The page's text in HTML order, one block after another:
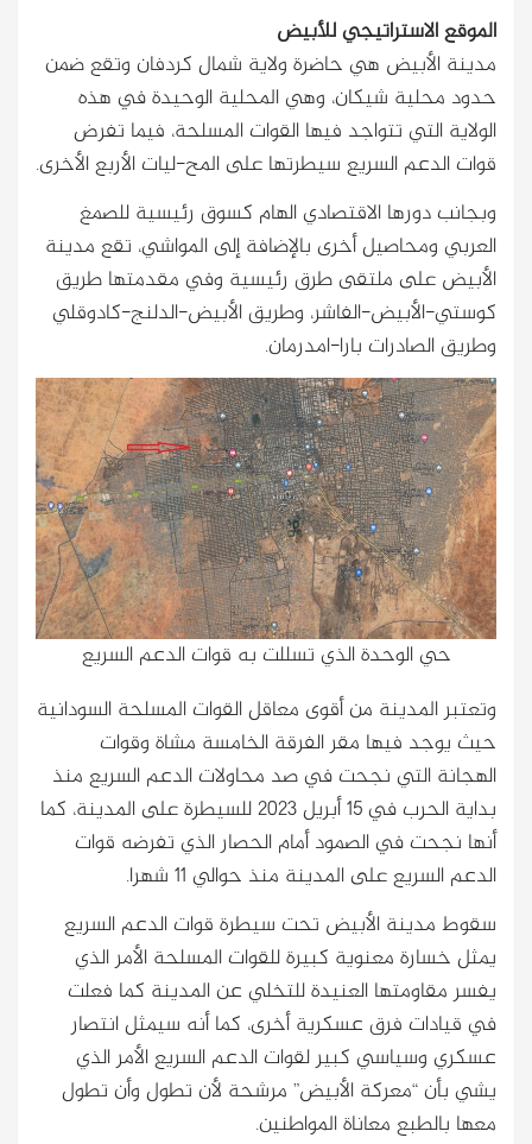
الموقع الاستراتيجي للأبيض
مدينة الأبيض هي حاضرة ولاية شمال كردفان وتقع ضمن
حدود محلية شيكان، وهي المحلية الوحيدة في هذه
الولاية التي تتواجد فيها القوات المسلحة، فيما تفرض
قوات الدعم السريع سيطرتها على المح-ليات الأربع الأخرى.
وبجانب دورها الاقتصادي الهام كسوق رئيسية للصمغ
العربي ومحاصيل أخرى بالإضافة إلى المواشي، تقع مدينة
الأبيض على ملتقى طرق رئيسية وفي مقدمتها طريق
كوستي-الأبيض-الفاشر، وطريق الأبيض-الدلنج-كادوقلي
وطريق الصادرات بارا-امدرمان.
حي الوحدة الذي تسللت به قوات الدعم السريع
وتعتبر المدينة من أقوى معاقل القوات المسلحة السودانية
حيث يوجد فيها مقر الفرقة الخامسة مشاة وقوات
الهجانة التي نجحت في صد محاولات الدعم السريع منذ
بداية الحرب في 15 أبريل 2023 للسيطرة على المدينة، كما
أنها نجحت في الصمود أمام الحصار الذي تفرضه قوات
الدعم السريع على المدينة منذ حوالي 11 شهرا.
سقوط مدينة الأبيض تحت سيطرة قوات الدعم السريع
يمثل خسارة معنوية كبيرة للقوات المسلحة الأمر الذي
يفسر مقاومتها العنيدة للتخلي عن المدينة كما فعلت
في قيادات فرق عسكرية أخرى، كما أنه سيمثل انتصار
عسكري وسياسي كبير لقوات الدعم السريع الأمر الذي
يشي بأن “معركة الأبيض” مرشحة لأن تطول وأن تطول
معها بالطبع معاناة المواطنين.